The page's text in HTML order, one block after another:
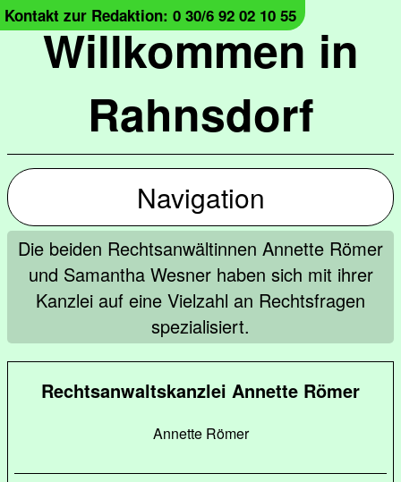
Willkommen in
Rahnsdorf
Kontakt zur Redaktion: 0 30/6 92 02 10 55
Navigation
Die beiden Rechtsanwältinnen Annette Römer
und Samantha Wesner haben sich mit ihrer
Kanzlei auf eine Vielzahl an Rechtsfragen
spezialisiert.
Rechtsanwaltskanzlei Annette Römer
Annette Römer